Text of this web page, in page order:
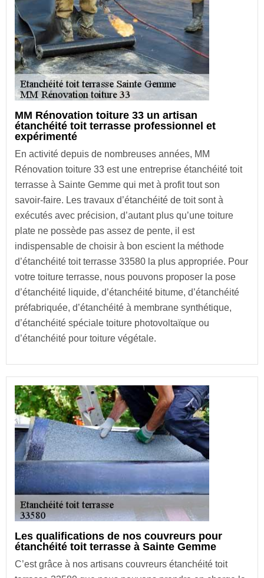
MM Rénovation toiture 33 un artisan
étanchéité toit terrasse professionnel et
expérimenté
En activité depuis de nombreuses années, MM
Rénovation toiture 33 est une entreprise étanchéité toit
terrasse à Sainte Gemme qui met à profit tout son
savoir-faire. Les travaux d’étanchéité de toit sont à
exécutés avec précision, d’autant plus qu’une toiture
plate ne possède pas assez de pente, il est
indispensable de choisir à bon escient la méthode
d’étanchéité toit terrasse 33580 la plus appropriée. Pour
votre toiture terrasse, nous pouvons proposer la pose
d’étanchéité liquide, d’étanchéité bitume, d’étanchéité
préfabriquée, d’étanchéité à membrane synthétique,
d’étanchéité spéciale toiture photovoltaïque ou
d’étanchéité pour toiture végétale.
Les qualifications de nos couvreurs pour
étanchéité toit terrasse à Sainte Gemme
C’est grâce à nos artisans couvreurs étanchéité toit